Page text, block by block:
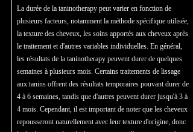
La durée de la taninotherapy peut varier en fonction de
plusieurs facteurs, notamment la méthode spécifique utilisée,
la texture des cheveux, les soins apportés aux cheveux après
le traitement et d'autres variables individuelles. En général,
les résultats de la taninotherapy peuvent durer de quelques
semaines à plusieurs mois. Certains traitements de lissage
aux tanins offrent des résultats temporaires pouvant durer de
4 à 6 semaines, tandis que d'autres peuvent durer jusqu'à 3 à
4 mois. Cependant, il est important de noter que les cheveux
repousseront naturellement avec leur texture d'origine, donc